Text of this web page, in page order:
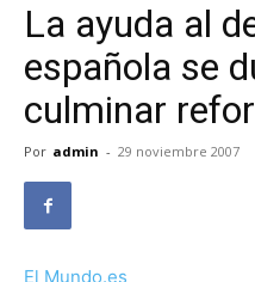
La ayuda al
española se
culminar
Por admin - 29 noviembre 2007
El Mundo.es